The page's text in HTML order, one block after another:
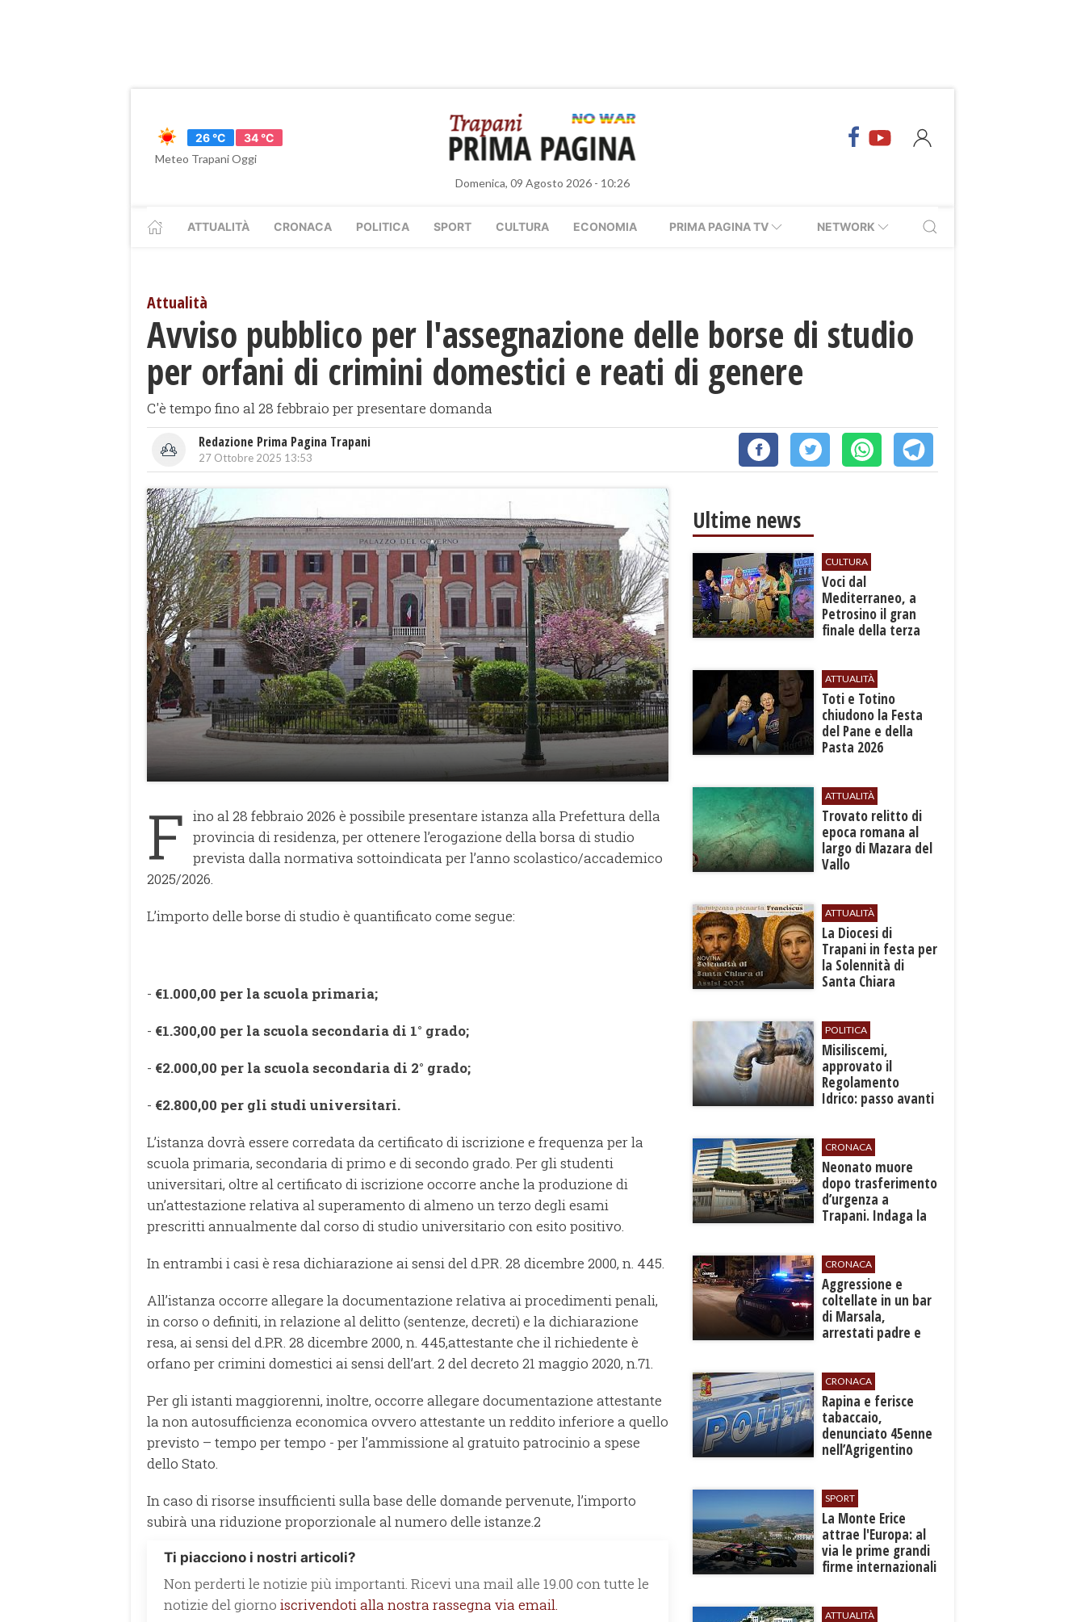
26 °C
34 °C
Meteo Trapani Oggi
Domenica, 09 Agosto 2026 - 10:26
ATTUALITÀ CRONACA POLITICA SPORT CULTURA ECONOMIA PRIMA PAGINA TV NETWORK
Attualità
Avviso pubblico per l'assegnazione delle borse di studio
per orfani di crimini domestici e reati di genere
C'è tempo fino al 28 febbraio per presentare domanda
Redazione Prima Pagina Trapani
27 Ottobre 2025 13:53
F ino al 28 febbraio 2026 è possibile presentare istanza alla Prefettura della
provincia di residenza, per ottenere l’erogazione della borsa di studio
prevista dalla normativa sottoindicata per l’anno scolastico/accademico
2025/2026.
L’importo delle borse di studio è quantificato come segue:
- €1.000,00 per la scuola primaria;
- €1.300,00 per la scuola secondaria di 1° grado;
- €2.000,00 per la scuola secondaria di 2° grado;
- €2.800,00 per gli studi universitari.
L’istanza dovrà essere corredata da certificato di iscrizione e frequenza per la
scuola primaria, secondaria di primo e di secondo grado. Per gli studenti
universitari, oltre al certificato di iscrizione occorre anche la produzione di
un’attestazione relativa al superamento di almeno un terzo degli esami
prescritti annualmente dal corso di studio universitario con esito positivo.
In entrambi i casi è resa dichiarazione ai sensi del d.P.R. 28 dicembre 2000, n. 445.
All’istanza occorre allegare la documentazione relativa ai procedimenti penali,
in corso o definiti, in relazione al delitto (sentenze, decreti) e la dichiarazione
resa, ai sensi del d.P.R. 28 dicembre 2000, n. 445,attestante che il richiedente è
orfano per crimini domestici ai sensi dell’art. 2 del decreto 21 maggio 2020, n.71.
Per gli istanti maggiorenni, inoltre, occorre allegare documentazione attestante
la non autosufficienza economica ovvero attestante un reddito inferiore a quello
previsto – tempo per tempo - per l’ammissione al gratuito patrocinio a spese
dello Stato.
In caso di risorse insufficienti sulla base delle domande pervenute, l’importo
subirà una riduzione proporzionale al numero delle istanze.2
Ti piacciono i nostri articoli?
Non perderti le notizie più importanti. Ricevi una mail alle 19.00 con tutte le
notizie del giorno iscrivendoti alla nostra rassegna via email.
Ultime news
CULTURA
Voci dal
Mediterraneo, a
Petrosino il gran
finale della terza
ATTUALITÀ
Toti e Totino
chiudono la Festa
del Pane e della
Pasta 2026
ATTUALITÀ
​Trovato relitto di
epoca romana al
largo di Mazara del
Vallo
ATTUALITÀ
La Diocesi di
Trapani in festa per
la Solennità di
Santa Chiara
POLITICA
Misiliscemi,
approvato il
Regolamento
Idrico: passo avanti
servizio
CRONACA
​Neonato muore
dopo trasferimento
d’urgenza a
Trapani. Indaga la
CRONACA
​Aggressione e
coltellate in un bar
di Marsala,
arrestati padre e
CRONACA
​Rapina e ferisce
tabaccaio,
denunciato 45enne
nell’Agrigentino
SPORT
La Monte Erice
attrae l'Europa: al
via le prime grandi
firme internazionali
ATTUALITÀ